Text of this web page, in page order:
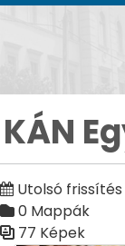
KÁN
KÁN
Utolsó frissítés
0 Mappák
77 Képek